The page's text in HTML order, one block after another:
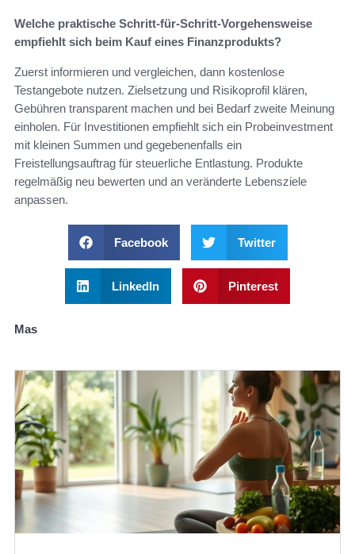
Welche praktische Schritt-für-Schritt-Vorgehensweise
empfiehlt sich beim Kauf eines Finanzprodukts?
Zuerst informieren und vergleichen, dann kostenlose
Testangebote nutzen. Zielsetzung und Risikoprofil klären,
Gebühren transparent machen und bei Bedarf zweite Meinung
einholen. Für Investitionen empfiehlt sich ein Probeinvestment
mit kleinen Summen und gegebenenfalls ein
Freistellungsauftrag für steuerliche Entlastung. Produkte
regelmäßig neu bewerten und an veränderte Lebensziele
anpassen.
Facebook Twitter
LinkedIn Pinterest
Mas